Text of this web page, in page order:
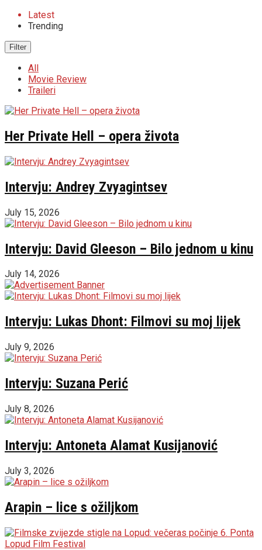
Latest
Trending
Filter
All
Movie Review
Traileri
Her Private Hell – opera života
Intervju: Andrey Zvyagintsev
July 15, 2026
Intervju: David Gleeson – Bilo jednom u kinu
July 14, 2026
Intervju: Lukas Dhont: Filmovi su moj lijek
July 9, 2026
Intervju: Suzana Perić
July 8, 2026
Intervju: Antoneta Alamat Kusijanović
July 3, 2026
Arapin – lice s ožiljkom